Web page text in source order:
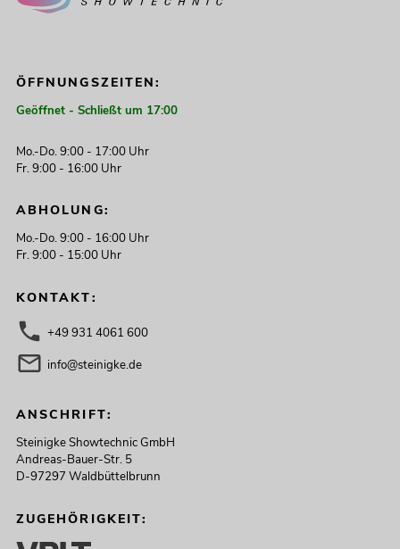
ÖFFNUNGSZEITEN:
Geöffnet - Schließt um 17:00
Mo.-Do. 9:00 - 17:00 Uhr
Fr. 9:00 - 16:00 Uhr
ABHOLUNG:
Mo.-Do. 9:00 - 16:00 Uhr
Fr. 9:00 - 15:00 Uhr
KONTAKT:
+49 931 4061 600
info@steinigke.de
ANSCHRIFT:
Steinigke Showtechnic GmbH
Andreas-Bauer-Str. 5
D-97297 Waldbüttelbrunn
ZUGEHÖRIGKEIT: